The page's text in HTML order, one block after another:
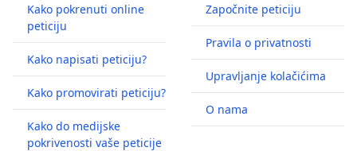
Kako pokrenuti online
peticiju
Kako napisati peticiju?
Kako promovirati peticiju?
Kako do medijske
pokrivenosti vaše peticije
Započnite peticiju
Pravila o privatnosti
Upravljanje kolačićima
O nama